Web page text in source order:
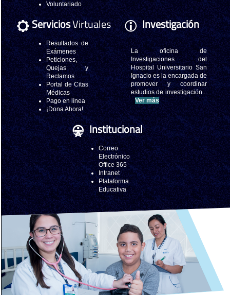
Voluntariado
ServiciosVirtuales
Resultados de
Exámenes
Peticiones,
Quejas y
Reclamos
Portal de Citas
Médicas
Pago en línea
¡Dona Ahora!
Investigación
La oficina de
Investigaciones del
Hospital Universitario San
Ignacio es la encargada de
promover y coordinar
estudios de investigación...
Ver más
Institucional
Correo
Electrónico
Office 365
Intranet
Plataforma
Educativa